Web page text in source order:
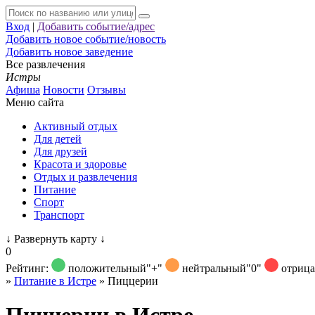
Вход | Добавить событие/адрес
Добавить новое событие/новость
Добавить новое заведение
Все развлечения
Истры
Афиша Новости Отзывы
Меню сайта
Активный отдых
Для детей
Для друзей
Красота и здоровье
Отдых и развлечения
Питание
Спорт
Транспорт
↓ Развернуть карту ↓
0
Рейтинг:
положительный"+" нейтральный"0"
» Питание в Истре » Пиццерии